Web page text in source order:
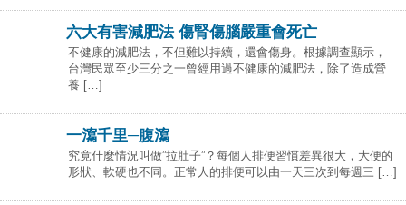
六大有害減肥法 傷腎傷腦嚴重會死亡
不健康的減肥法，不但難以持續，還會傷身。根據調查顯示，
台灣民眾至少三分之一曾經用過不健康的減肥法，除了造成營
養 […]
一瀉千里─腹瀉
究竟什麼情況叫做”拉肚子”？每個人排便習慣差異很大，大便的
形狀、軟硬也不同。正常人的排便可以由一天三次到每週三 […]